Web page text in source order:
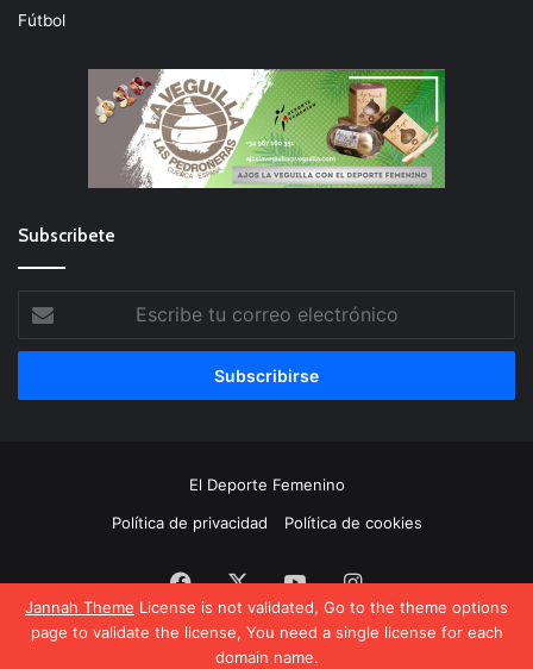
Jannah Theme License is not validated, Go to the theme options
page to validate the license, You need a single license for each
domain name.
Fútbol
Subscribete
Escribe
tu
correo
El Deporte Femenino
Política de privacidad
Política de cookies
Facebook
X YouTubeInstagram